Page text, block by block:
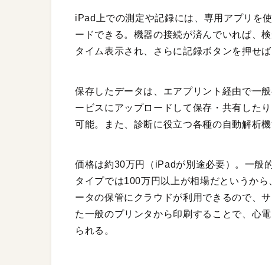
iPad上での測定や記録には、専用アプリを
ードできる。機器の接続が済んでいれば、
タイム表示され、さらに記録ボタンを押せ
保存したデータは、エアプリント経由で一
ービスにアップロードして保存・共有した
可能。また、診断に役立つ各種の自動解析機
価格は約30万円（iPadが別途必要）。一般
タイプでは100万円以上が相場だというか
ータの保管にクラウドが利用できるので、
た一般のプリンタから印刷することで、心
られる。